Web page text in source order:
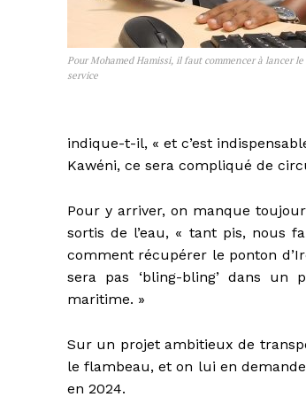
Pour Mohamed Hamissi, il faut commencer à lancer le
service
indique-t-il, « et c’est
Kawéni, ce sera compliqué de
Pour y arriver, on manque
sortis de l’eau, « tant pis, nous
comment récupérer le ponton
sera pas ‘bling-bling’ dans
maritime. »
Sur un projet ambitieux de
le flambeau, et on lui en
en 2024.